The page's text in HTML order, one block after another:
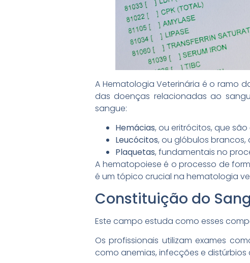
A Hematologia Veterinária é o ramo
das doenças relacionadas ao
sangue:
Hemácias, ou eritrócitos, que
Leucócitos, ou glóbulos
Plaquetas, fundamentais no
A hematopoiese é o processo de
é um tópico crucial na hematologia
Constituição do
Este campo estuda como esses
Os profissionais utilizam exames
como anemias, infecções e